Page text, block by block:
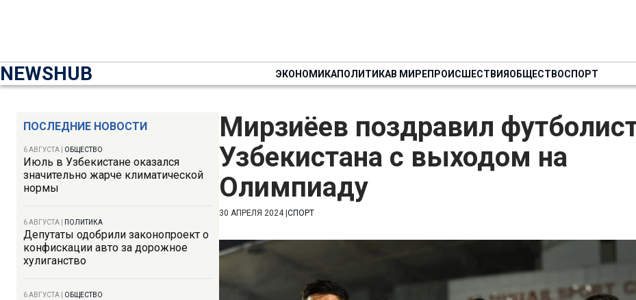
NEWSHUB ЭКОНОМИКАПОЛИТИКАВ МИРЕПРОИСШЕСТВИЯОБЩЕСТВОСПОРТ
ПОСЛЕДНИЕ НОВОСТИ
6 АВГУСТА ОБЩЕСТВО
Июль в Узбекистане оказался
значительно жарче климатической
нормы
6 АВГУСТА ПОЛИТИКА
Депутаты одобрили законопроект о
конфискации авто за дорожное
хулиганство
6 АВГУСТА ОБЩЕСТВО
Мирзиёев поздравил
Узбекистана с выходом на
Олимпиаду
30 АПРЕЛЯ 2024| СПОРТ